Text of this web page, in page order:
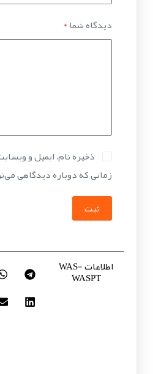
دیدگاه شما*
ذخیره نام، ایمیل و
زمانی که دوباره دیدگاهی
ثبت
اطلاعات WAS-
WASPT